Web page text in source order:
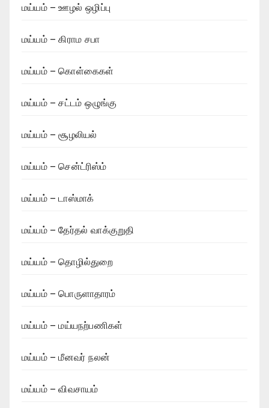
மய்யம் – ஊழல் ஒழிப்பு
மய்யம் – கிராம சபா
மய்யம் – கொள்கைகள்
மய்யம் – சட்டம் ஒழுங்கு
மய்யம் – சூழலியல்
மய்யம் – சென்ட்ரிஸ்ம்
மய்யம் – டாஸ்மாக்
மய்யம் – தேர்தல் வாக்குறுதி
மய்யம் – தொழில்துறை
மய்யம் – பொருளாதாரம்
மய்யம் – மய்யநற்பணிகள்
மய்யம் – மீனவர் நலன்
மய்யம் – விவசாயம்